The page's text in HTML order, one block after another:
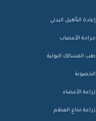
إعادة التأهيل البدني
جراحة الأعصاب
طب المسالك البولية
الخصوبة
زراعة الأعضاء
زراعة نخاع العظم